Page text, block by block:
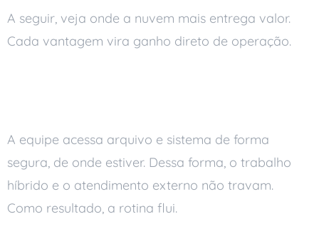
A seguir, veja onde a nuvem mais entrega valor.
Cada vantagem vira ganho direto de operação.
A equipe acessa arquivo e sistema de forma
segura, de onde estiver. Dessa forma, o trabalho
híbrido e o atendimento externo não travam.
Como resultado, a rotina flui.